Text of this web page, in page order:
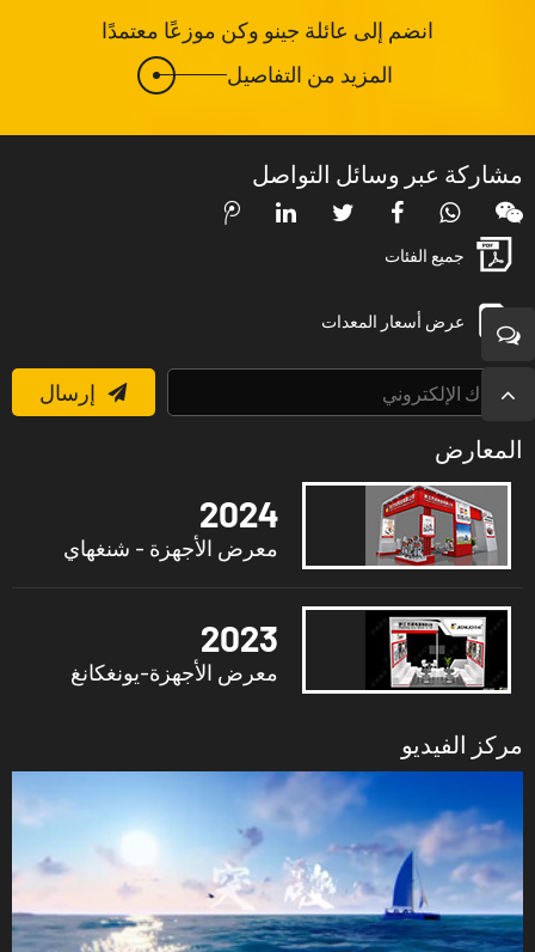
انضم إلى عائلة جينو وكن موزعًا معتمدًا
المزيد من التفاصيل
مشاركة عبر وسائل التواصل
جميع الفئات
عرض أسعار المعدات
إرسال
المعارض
2024
معرض الأجهزة - شنغهاي
2023
معرض الأجهزة-يونغكانغ
مركز الفيديو